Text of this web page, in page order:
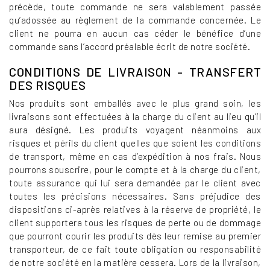
précède, toute commande ne sera valablement passée
qu’adossée au règlement de la commande concernée. Le
client ne pourra en aucun cas céder le bénéfice d’une
commande sans l’accord préalable écrit de notre société.
CONDITIONS DE LIVRAISON - TRANSFERT
DES RISQUES
Nos produits sont emballés avec le plus grand soin, les
livraisons sont effectuées à la charge du client au lieu qu’il
aura désigné. Les produits voyagent néanmoins aux
risques et périls du client quelles que soient les conditions
de transport, même en cas d’expédition à nos frais. Nous
pourrons souscrire, pour le compte et à la charge du client,
toute assurance qui lui sera demandée par le client avec
toutes les précisions nécessaires. Sans préjudice des
dispositions ci-après relatives à la réserve de propriété, le
client supportera tous les risques de perte ou de dommage
que pourront courir les produits dès leur remise au premier
transporteur, de ce fait toute obligation ou responsabilité
de notre société en la matière cessera. Lors de la livraison,